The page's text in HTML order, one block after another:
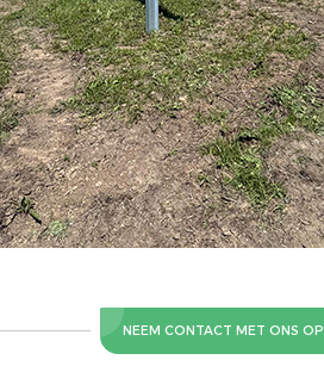
NEEM CONTACT MET ONS OP